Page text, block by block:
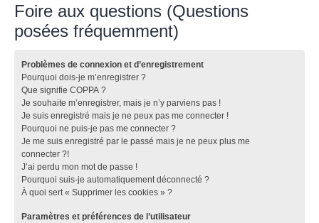
Foire aux questions (Questions
posées fréquemment)
Problèmes de connexion et d’enregistrement
Pourquoi dois-je m’enregistrer ?
Que signifie COPPA ?
Je souhaite m’enregistrer, mais je n’y parviens pas !
Je suis enregistré mais je ne peux pas me connecter !
Pourquoi ne puis-je pas me connecter ?
Je me suis enregistré par le passé mais je ne peux plus me
connecter ?!
J’ai perdu mon mot de passe !
Pourquoi suis-je automatiquement déconnecté ?
À quoi sert « Supprimer les cookies » ?
Paramètres et préférences de l’utilisateur